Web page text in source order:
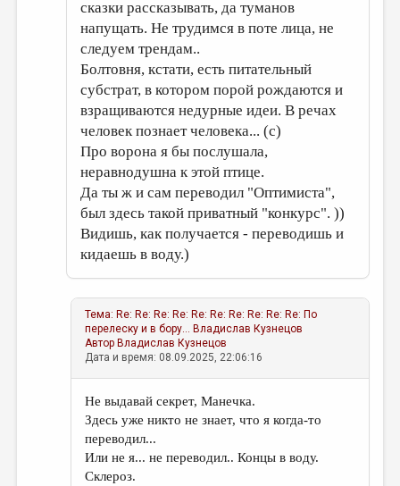
сказки рассказывать, да туманов
напущать. Не трудимся в поте лица, не
следуем трендам..
Болтовня, кстати, есть питательный
субстрат, в котором порой рождаются и
взращиваются недурные идеи. В речах
человек познает человека... (с)
Про ворона я бы послушала,
неравнодушна к этой птице.
Да ты ж и сам переводил "Оптимиста",
был здесь такой приватный "конкурс". ))
Видишь, как получается - переводишь и
кидаешь в воду.)
Тема:Re: Re: Re: Re: Re: Re: Re: Re: Re: Re: По
перелеску и в бору... Владислав Кузнецов
АвторВладислав Кузнецов
Дата и время: 08.09.2025, 22:06:16
Не выдавай секрет, Манечка.
Здесь уже никто не знает, что я когда-то
переводил...
Или не я... не переводил.. Концы в воду.
Склероз.